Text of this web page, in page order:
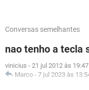
Conversas semelhantes
nao tenho a tecla
vinicius - 21 jul 2012 às 19:47
Marco - 7 jul 2023 às